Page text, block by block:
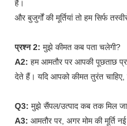
हैं।
और बुजुर्गों की मूर्तियां तो हम सिर्फ
प्रश्न 2: मुझे कीमत कब पता चलेगी?
A2: हम आमतौर पर आपकी पूछताछ
देते हैं। यदि आपको कीमत तुरंत
Q3: मुझे सैंपल/उत्पाद कब तक मिल
A3: आमतौर पर, अगर मोम की मूर्ति